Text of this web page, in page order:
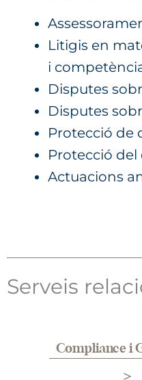
Litigis en
i
Disputes
Disputes
Protecció de
Protecció
Actuacions
Serveis
Compliance i